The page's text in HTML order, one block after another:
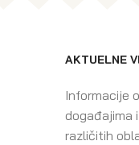
AKTUELNE
Informacije
događajima
različitih